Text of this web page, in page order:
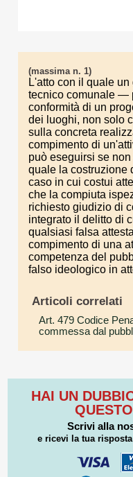
(massima n. 1)
L'atto con il quale
tecnico comunale —
conformità di un
dei luoghi, non solo
sulla concreta
compimento di
può eseguirsi se
quale la costruzione
caso in cui costui
che la compiuta
richiesto giudizio di
integrato il delitto di
qualsiasi falsa
compimento di una
competenza del
falso ideologico in
Articoli correlati
Art. 479 Codice
commessa dal
HAI UN
Scrivi alla
e ricevi la tua risposta